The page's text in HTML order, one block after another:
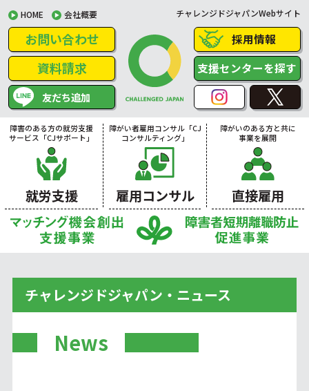
HOME 会社概要 チャレンジドジャパンWebサイト
お問い合わせ
資料請求
友だち追加
採用情報
支援センターを探す
障害のある方の就労支援
サービス「CJサポート」
就労支援
障がい者雇用コンサル「CJ
コンサルティング」
雇用コンサル
障がいのある方と共に
事業を展開
直接雇用
チャレンジドジャパン・ニュース
News